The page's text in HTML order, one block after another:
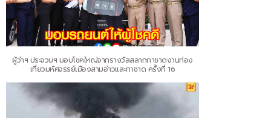
ผู้ว่าฯ ประจวบฯ มอบโชคใหญ่จากรางวัลสลากกาชาดงานท่อง
เที่ยวมหัศจรรย์เมืองสามอ่าวและกาชาด ครั้งที่ 16